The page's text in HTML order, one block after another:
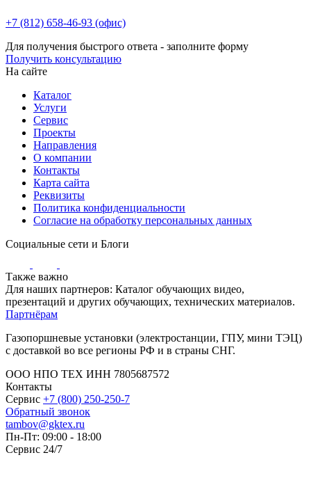
+7 (812) 658-46-93 (офис)
Для получения быстрого ответа - заполните форму
Получить консультацию
На сайте
Каталог
Услуги
Сервис
Проекты
Направления
О компании
Контакты
Карта сайта
Реквизиты
Политика конфиденциальности
Согласие на обработку персональных данных
Социальные сети и Блоги
Также важно
Для наших партнеров: Каталог обучающих видео,
презентаций и других обучающих, технических материалов.
Партнёрам
Газопоршневые установки (электростанции, ГПУ, мини ТЭЦ)
с доставкой во все регионы РФ и в страны СНГ.
ООО НПО ТЕХ ИНН 7805687572
Контакты
Сервис +7 (800) 250-250-7
Обратный звонок
tambov@gktex.ru
Пн-Пт: 09:00 - 18:00
Сервис 24/7